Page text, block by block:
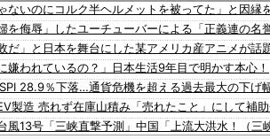
韓国人「株でお金を失ったのはイ・ジェミョンのせいだ！」として支持率が右肩下がりに……まあ、本当にその側面があるので救えないんですが
【動画】高速道路を走行中の車からリアガラスが飛んでくる事故(ﾟoﾟ)
【移民政策反対】イオンの売り場で唐揚げを食う中国人の子供
【炎上】藤沢市「モスク建設と土葬も許可します」→3万人の反対署名も却下
【知ってた？】カナダ発ウェアブランド、lululemonが日本でオープン→店名は日本差別からできた？
イスラム指導者が授業!? 憲法違反だと批判〇到【さくらの解説】
91歳女性の遺体を遺棄したベトナム国籍の男が逮捕されました #移民 #外国人
ないのにコルク半ヘルメットを被ってた」と因
を侮辱」したユーチューバーによる「正義連の名
だ」と日本を舞台にした某アメリカ産アニメが
嫌われているの？」日本生活9年目で明かす本心！
28.9％下落…通貨危機を超える過去最大の下げ
製造 売れず在庫山積み「売れたこと」にして補
風13号「三峡直撃予測」中国「上流大洪水！（